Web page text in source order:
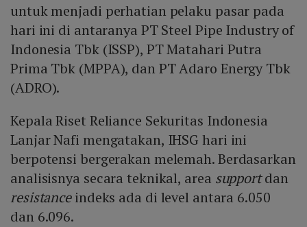
untuk menjadi perhatian pelaku pasar pada
hari ini di antaranya PT Steel Pipe Industry of
Indonesia Tbk (ISSP), PT Matahari Putra
Prima Tbk (MPPA), dan PT Adaro Energy Tbk
(ADRO).
Kepala Riset Reliance Sekuritas Indonesia
Lanjar Nafi mengatakan, IHSG hari ini
berpotensi bergerakan melemah. Berdasarkan
analisisnya secara teknikal, area supportdan
resistanceindeks ada di level antara 6.050
dan 6.096.